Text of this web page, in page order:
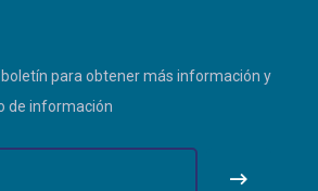
a la brevedad
para obtener más información y
de información